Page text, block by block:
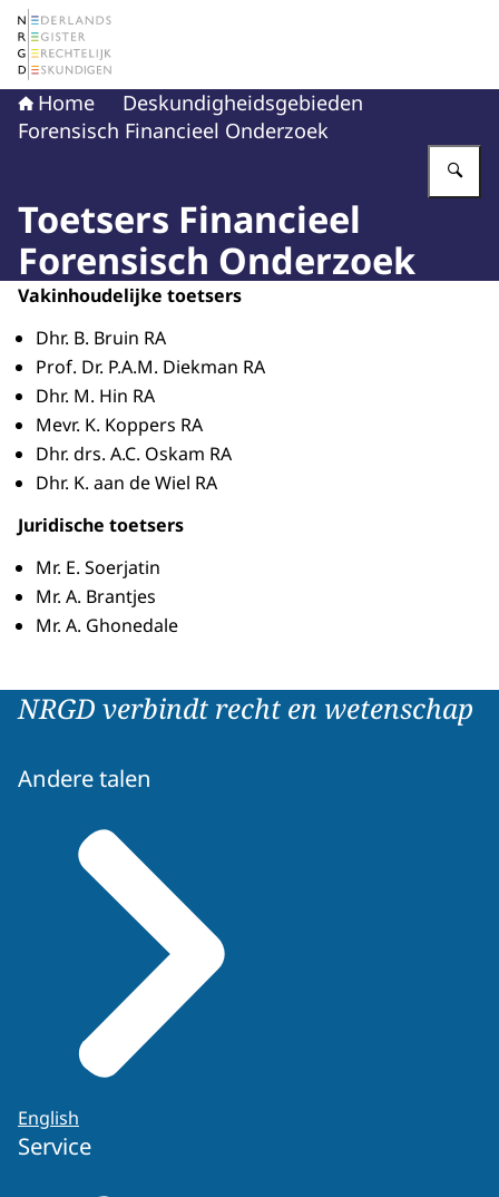
Naar de homepage van Nederlands Register
Home
Deskundigheidsgebieden
Forensisch Financieel Onderzoek
Toetsers Financieel
Forensisch Onderzoek
Vakinhoudelijke toetsers
Dhr. B. Bruin RA
Prof. Dr. P.A.M. Diekman RA
Dhr. M. Hin RA
Mevr. K. Koppers RA
Dhr. drs. A.C. Oskam RA
Dhr. K. aan de Wiel RA
Juridische toetsers
Mr. E. Soerjatin
Mr. A. Brantjes
Mr. A. Ghonedale
NRGD verbindt recht en wetenschap
Andere talen
English
Service